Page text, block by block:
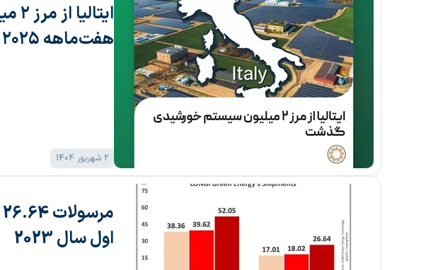
هفت‌ماهه ۲۰۲۵
2 شهریور 1404
اول سال 2023